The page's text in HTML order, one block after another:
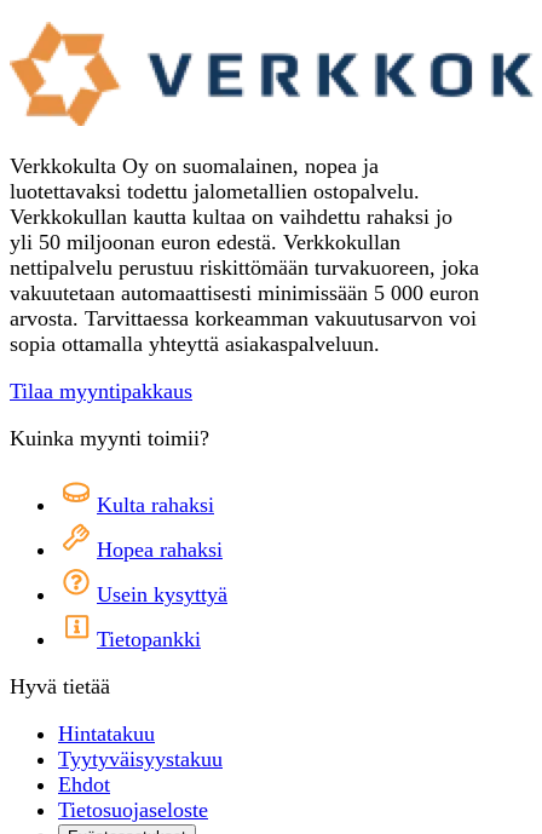
Verkkokulta Oy on suomalainen, nopea ja
luotettavaksi todettu jalometallien ostopalvelu.
Verkkokullan kautta kultaa on vaihdettu rahaksi jo
yli 50 miljoonan euron edestä. Verkkokullan
nettipalvelu perustuu riskittömään turvakuoreen, joka
vakuutetaan automaattisesti minimissään 5 000 euron
arvosta. Tarvittaessa korkeamman vakuutusarvon voi
sopia ottamalla yhteyttä asiakaspalveluun.
Tilaa myyntipakkaus
Kuinka myynti toimii?
Kulta rahaksi
Hopea rahaksi
Usein kysyttyä
Tietopankki
Hyvä tietää
Hintatakuu
Tyytyväisyystakuu
Ehdot
Tietosuojaseloste